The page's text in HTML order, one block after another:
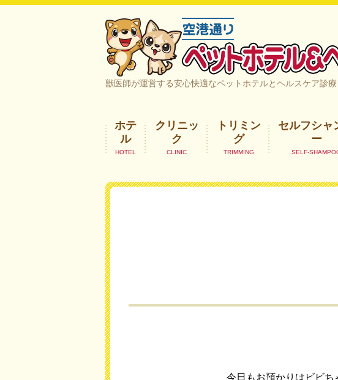
空港通りペットホテル＆ヘルスケア｜山口県宇部市
獣医師が運営する安心快適なペットホテルとヘルスケア診療
ホテ
ル
クリニッ
ク
トリミン
グ
セルフシャ
ー
今日もお預かりはビビ